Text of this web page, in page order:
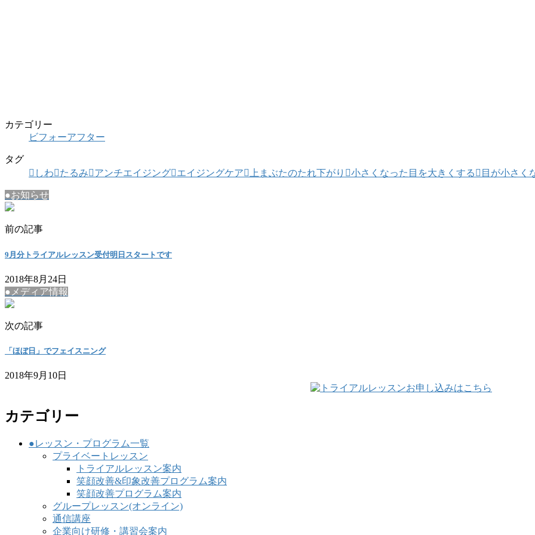
カテゴリー
ビフォーアフター
タグ
しわ
たるみ アンチエイジング エイジングケア 上まぶたのたれ下がり 小さくなった目を大きくする 目が小さく
●お知らせ
前の記事
9月分トライアルレッスン受付明日スタートです
2018年8月24日
●メディア情報
次の記事
「ほぼ日」でフェイスニング
2018年9月10日
カテゴリー
●レッスン・プログラム一覧
プライベートレッスン
トライアルレッスン案内
笑顔改善&印象改善プログラム案内
笑顔改善プログラム案内
グループレッスン(オンライン)
通信講座
企業向け研修・講習会案内